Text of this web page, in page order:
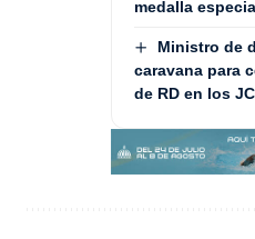
medalla
Ministro de
caravana para
de RD en los